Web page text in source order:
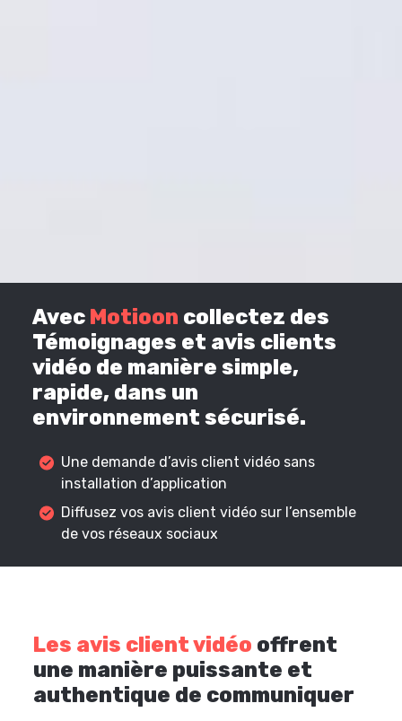
Avec Motioon collectez des
Témoignages et avis clients
vidéo de manière simple,
rapide, dans un
environnement sécurisé.
Une demande d’avis client vidéo sans
installation d’application
Diffusez vos avis client vidéo sur l’ensemble
de vos réseaux sociaux
Les avis client vidéo offrent
une manière puissante et
authentique de communiquer